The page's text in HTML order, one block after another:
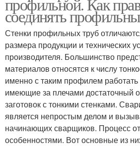
соединять
Стенки профильных труб
размера продукции и технических
производителя. Большинство
материалов относятся к числу
именно с таким профилем
имеющие за плечами достаточный
заготовок с тонкими стенками.
является непростым делом и
начинающих сварщиков. Процесс
особенностями. Вот основные из